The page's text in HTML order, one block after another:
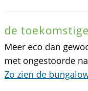
de
Meer eco dan
met ongestoorde
Zo zien de